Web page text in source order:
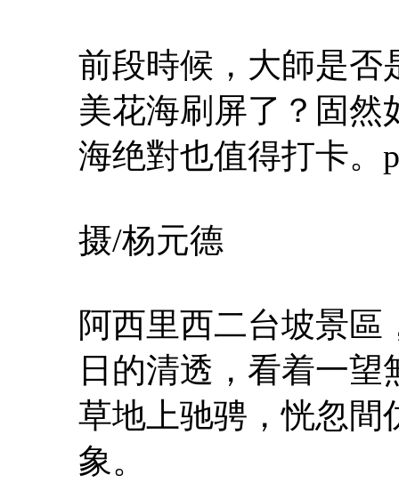
前段時候，大師是否
美花海刷屏了？固然
海绝對也值得打卡。
摄/杨元德
阿西里西二台坡景
日的清透，看着一
草地上驰骋，恍忽間
象。